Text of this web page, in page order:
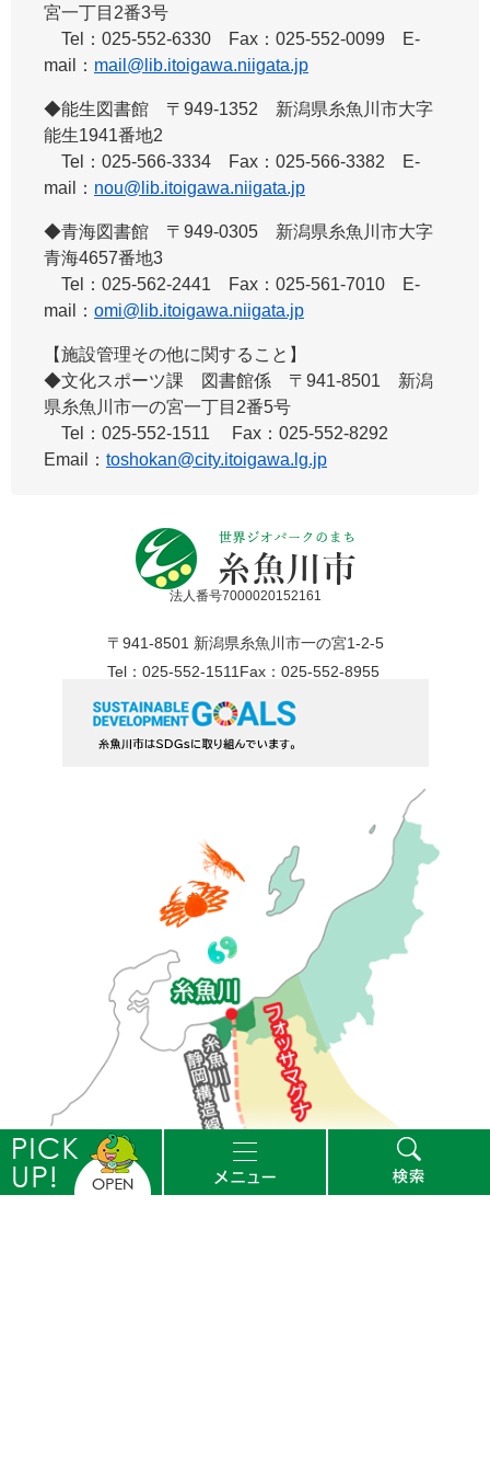
ッ
ニ
索
宮一丁目2番3号
Tel：025-552-6330 Fax：025-552-0099 E-
mail： mail@lib.itoigawa.niigata.jp
◆能生図書館 ​〒949-1352 新潟県糸魚川市大字
能生1941番地2
Tel：025-566-3334 Fax：025-566-3382 E-
mail： nou@lib.itoigawa.niigata.jp
◆青海図書館 ​〒949-0305 新潟県糸魚川市大字
青海4657番地3
Tel：025-562-2441 Fax：025-561-7010 E-
mail： omi@lib.itoigawa.niigata.jp
【施設管理その他に関すること】
◆文化スポーツ課 図書館係 ​〒941-8501 新潟
県糸魚川市一の宮一丁目2番5号
Tel：025-552-1511 Fax：025-552-8292
Email： toshokan@city.itoigawa.lg.jp
法人番号7000020152161
〒941-8501 新潟県糸魚川市一の宮1-2-5
Tel：025-552-1511 Fax：025-552-8955